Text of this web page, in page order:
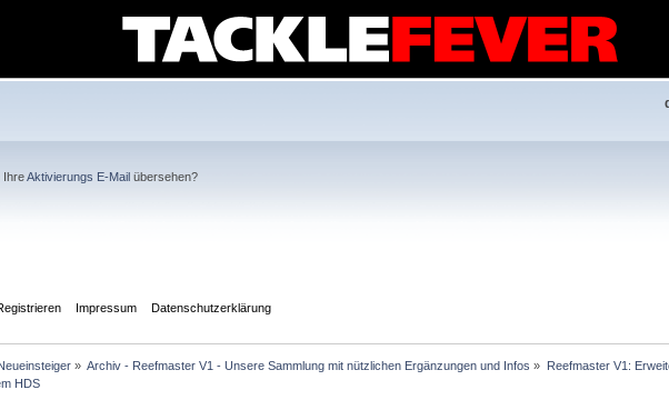
IhreAktivierungs E-Mail übersehen?
Impressum Datenschutzerklärung
» Archiv - Reefmaster V1 - Unsere Sammlung mit nützlichen Ergänzungen und Infos » Reefmaster V1:
HDS